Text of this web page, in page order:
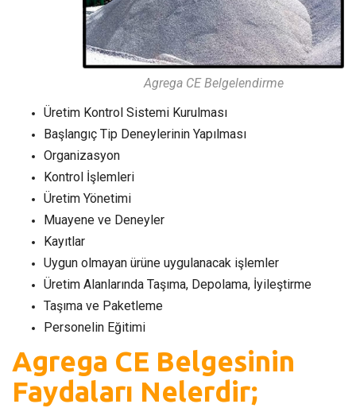
Agrega CE Belgelendirme
Üretim Kontrol Sistemi Kurulması
Başlangıç Tip Deneylerinin Yapılması
Organizasyon
Kontrol İşlemleri
Üretim Yönetimi
Muayene ve Deneyler
Kayıtlar
Uygun olmayan ürüne uygulanacak işlemler
Üretim Alanlarında Taşıma, Depolama, İyileştirme
Taşıma ve Paketleme
Personelin Eğitimi
Agrega CE Belgesinin
Faydaları Nelerdir;